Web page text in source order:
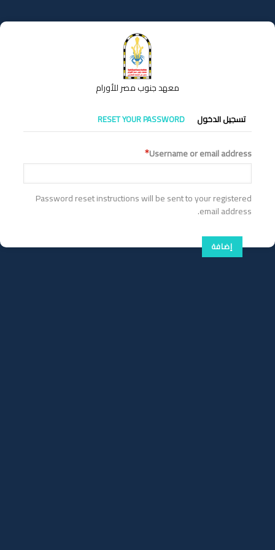
إلى
المحتوى
معهد جنوب مصر للأورام
التبويبات
الأساسية
تسجيل الدخول RESET YOUR PASSWORD
Username or email address
Password reset instructions will be sent to your registered
email address.